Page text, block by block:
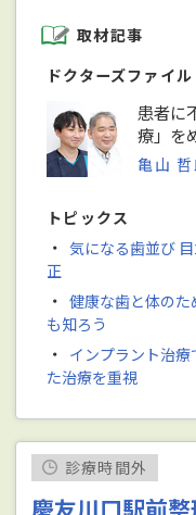
取材記事
ドクターズファイル
患者に
療」を
亀山
トピックス
・ 気になる歯並び
正
・ 健康な歯と体のた
も知ろう
・ インプラント治
た治療を重視
診療時間外
慶友川口駅前